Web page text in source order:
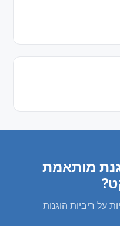
מותאמת
על ריביות הוגנות